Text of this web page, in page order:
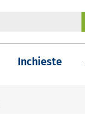
Inchieste